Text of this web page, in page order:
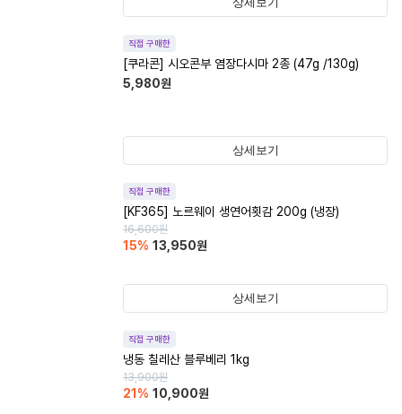
직접 구매한
[쿠라콘] 시오콘부 염장다시마 2종 (47g /130g)
5,980원
상세보기
직접 구매한
[KF365] 노르웨이 생연어횟감 200g (냉장)
16,600원
15% 13,950원
상세보기
직접 구매한
냉동 칠레산 블루베리 1kg
13,900원
21 % 10,900원